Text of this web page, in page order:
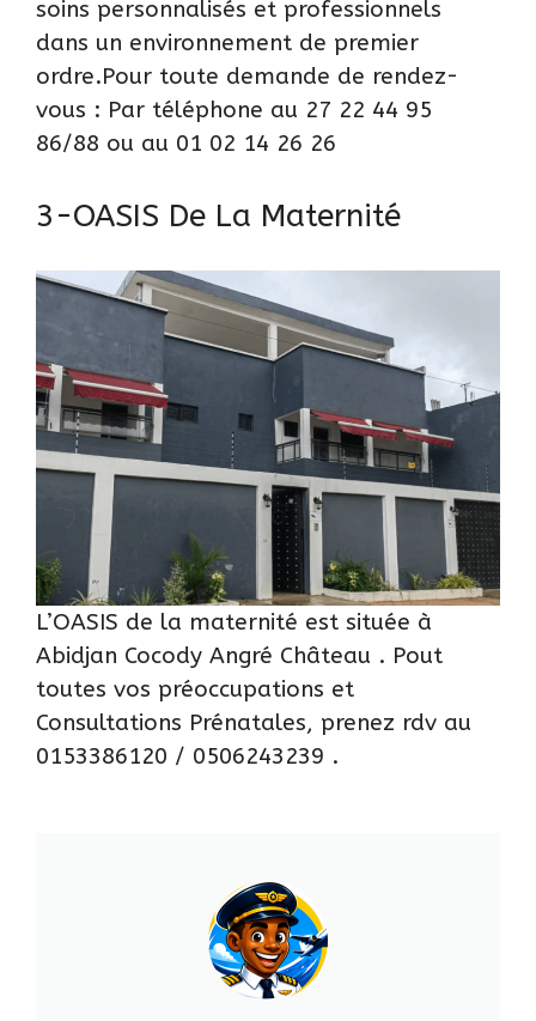
soins personnalisés et professionnels
dans un environnement de premier
ordre.Pour toute demande de rendez-
vous : Par téléphone au 27 22 44 95
86/88 ou au 01 02 14 26 26
3-OASIS De La Maternité
L’OASIS de la maternité est située à
Abidjan Cocody Angré Château . Pout
toutes vos préoccupations et
Consultations Prénatales, prenez rdv au
0153386120 / 0506243239 .